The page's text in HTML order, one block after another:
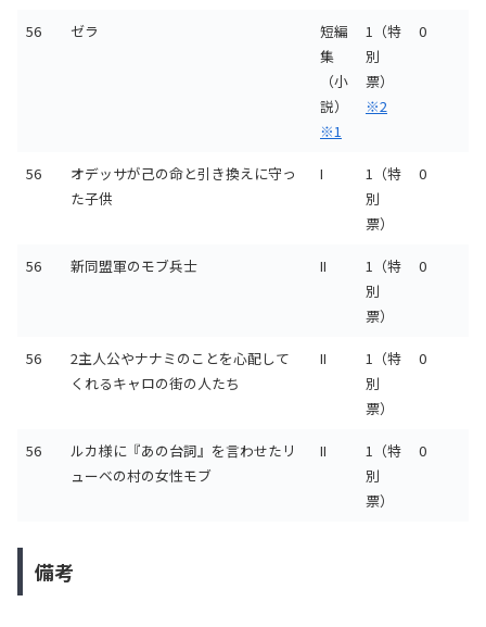
56 ゼラ
短編
集
（小
説）
※1
1（特
別
票）
※2
0
56
オデッサが己の命と引き換えに守っ
た子供
I
1（特
別
票）
0
56 新同盟軍のモブ兵士 II
1（特
別
票）
0
56
2主人公やナナミのことを心配して
くれるキャロの街の人たち
II
1（特
別
票）
0
56
ルカ様に『あの台詞』を言わせたリ
ューベの村の女性モブ
II
1（特
別
票）
0
備考